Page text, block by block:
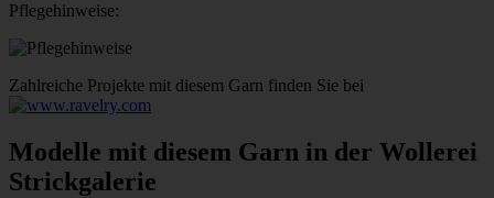
Pflegehinweise:
Zahlreiche Projekte mit diesem Garn finden Sie bei
Modelle mit diesem Garn in der Wollerei
Strickgalerie